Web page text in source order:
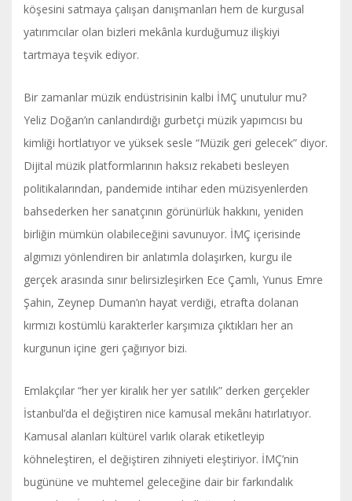
köşesini satmaya çalışan danışmanları hem de kurgusal
yatırımcılar olan bizleri mekânla kurduğumuz ilişkiyi
tartmaya teşvik ediyor.
Bir zamanlar müzik endüstrisinin kalbi İMÇ unutulur mu?
Yeliz Doğan’ın canlandırdığı gurbetçi müzik yapımcısı bu
kimliği hortlatıyor ve yüksek sesle “Müzik geri gelecek” diyor.
Dijital müzik platformlarının haksız rekabeti besleyen
politikalarından, pandemide intihar eden müzisyenlerden
bahsederken her sanatçının görünürlük hakkını, yeniden
birliğin mümkün olabileceğini savunuyor. İMÇ içerisinde
algımızı yönlendiren bir anlatımla dolaşırken, kurgu ile
gerçek arasında sınır belirsizleşirken Ece Çamlı, Yunus Emre
Şahin, Zeynep Duman’ın hayat verdiği, etrafta dolanan
kırmızı kostümlü karakterler karşımıza çıktıkları her an
kurgunun içine geri çağırıyor bizi.
Emlakçılar “her yer kiralık her yer satılık” derken gerçekler
İstanbul’da el değiştiren nice kamusal mekânı hatırlatıyor.
Kamusal alanları kültürel varlık olarak etiketleyip
köhneleştiren, el değiştiren zihniyeti eleştiriyor. İMÇ’nin
bugününe ve muhtemel geleceğine dair bir farkındalık